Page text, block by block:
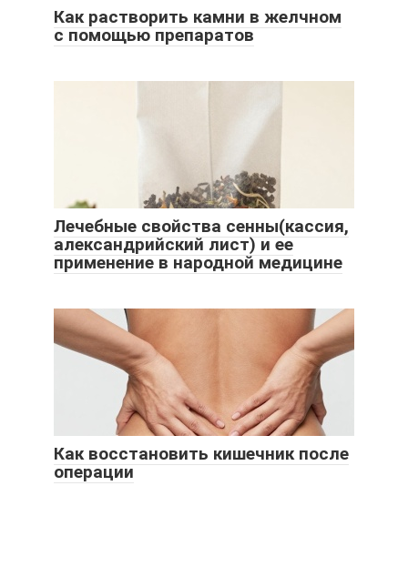
Как растворить камни в желчном
с помощью препаратов
Лечебные свойства сенны(кассия,
александрийский лист) и ее
применение в народной медицине
Как восстановить кишечник после
операции